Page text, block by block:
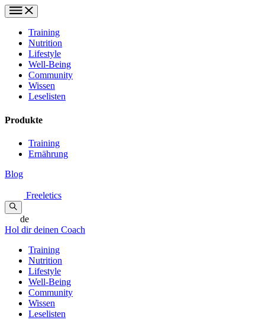
Training
Nutrition
Lifestyle
Well-Being
Community
Wissen
Leselisten
Produkte
Training
Ernährung
Blog
Freeletics
de
Hol dir deinen Coach
Training
Nutrition
Lifestyle
Well-Being
Community
Wissen
Leselisten